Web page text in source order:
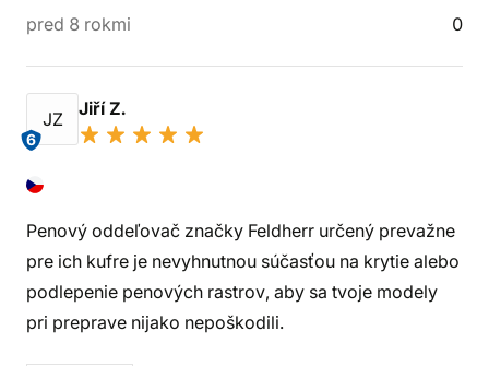
pred 8 rokmi 0
JZ
6
Jiří Z.
Penový oddeľovač značky Feldherr určený prevažne
pre ich kufre je nevyhnutnou súčasťou na krytie alebo
podlepenie penových rastrov, aby sa tvoje modely
pri preprave nijako nepoškodili.